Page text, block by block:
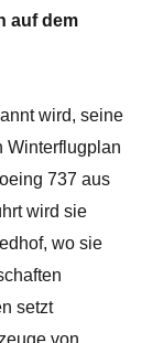
auf dem
wird, seine
Winterflugplan
737 aus
wird sie
wo sie
setzt